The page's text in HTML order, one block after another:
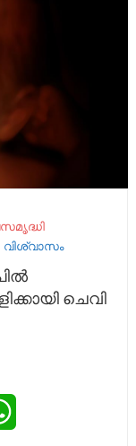
വിശ്വാസം
ചെവി